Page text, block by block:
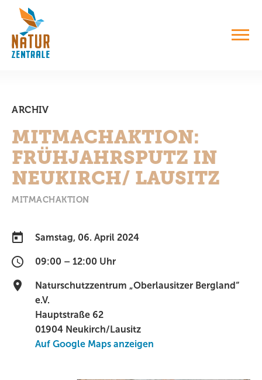
ARCHIV
MITMACHAKTION:
FRÜHJAHRSPUTZ IN
NEUKIRCH/ LAUSITZ
MITMACHAKTION
Samstag, 06. April 2024
09:00 – 12:00 Uhr
Naturschutzzentrum „Oberlausitzer Bergland“
e.V.
Hauptstraße 62
01904 Neukirch/Lausitz
Auf Google Maps anzeigen